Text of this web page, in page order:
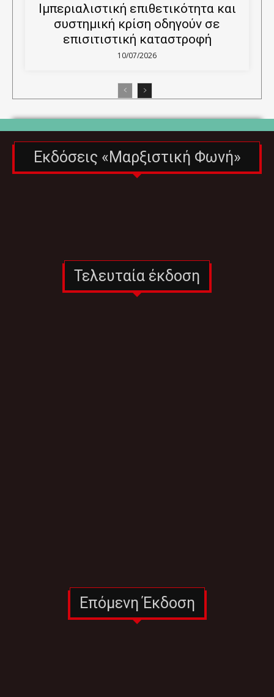
Ιμπεριαλιστική επιθετικότητα και
συστημική κρίση οδηγούν σε
επισιτιστική καταστροφή
10/07/2026
Εκδόσεις «Μαρξιστική Φωνή»
Τελευταία έκδοση
Επόμενη Έκδοση